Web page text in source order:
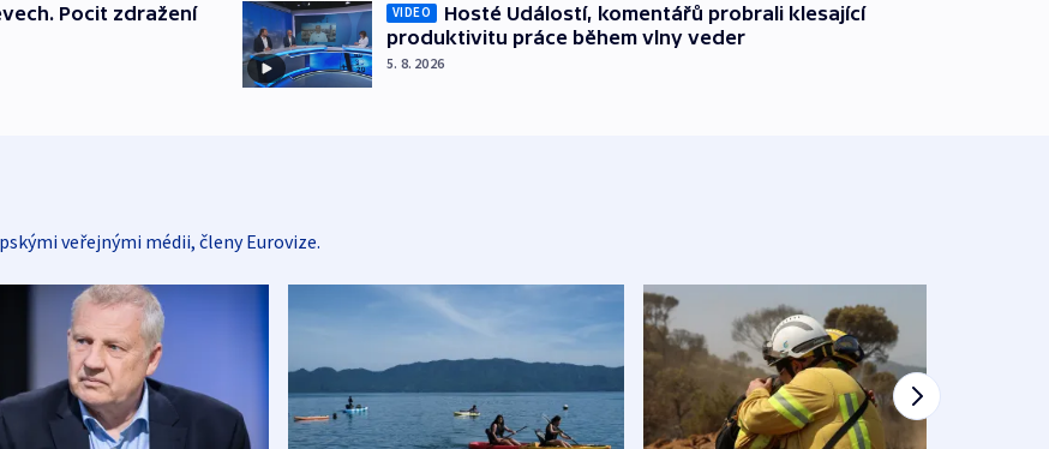
Pocit zdražení
VIDEO
Hosté Událostí, komentářů probrali klesající
produktivitu práce během vlny veder
5. 8. 2026
veřejnými médii, členy Eurovize.